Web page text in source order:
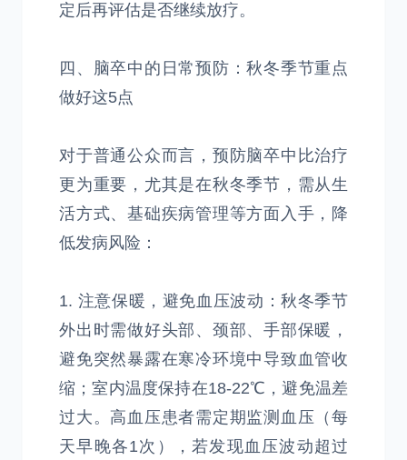
定后再评估是否继续放疗。
四、脑卒中的日常预防：秋冬季节重点
做好这5点
对于普通公众而言，预防脑卒中比治疗
更为重要，尤其是在秋冬季节，需从生
活方式、基础疾病管理等方面入手，降
低发病风险：
1. 注意保暖，避免血压波动：秋冬季节
外出时需做好头部、颈部、手部保暖，
避免突然暴露在寒冷环境中导致血管收
缩；室内温度保持在18-22℃，避免温差
过大。高血压患者需定期监测血压（每
天早晚各1次），若发现血压波动超过